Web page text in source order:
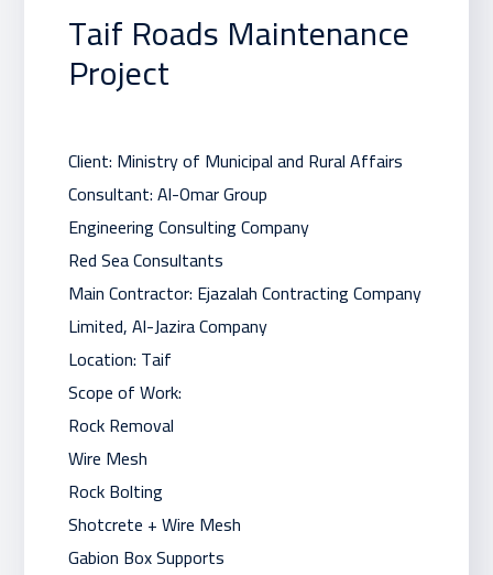
Taif Roads Maintenance
Project
Client: Ministry of Municipal and Rural Affairs
Consultant: Al-Omar Group
Engineering Consulting Company
Red Sea Consultants
Main Contractor: Ejazalah Contracting Company
Limited, Al-Jazira Company
Location: Taif
Scope of Work:
Rock Removal
Wire Mesh
Rock Bolting
Shotcrete + Wire Mesh
Gabion Box Supports